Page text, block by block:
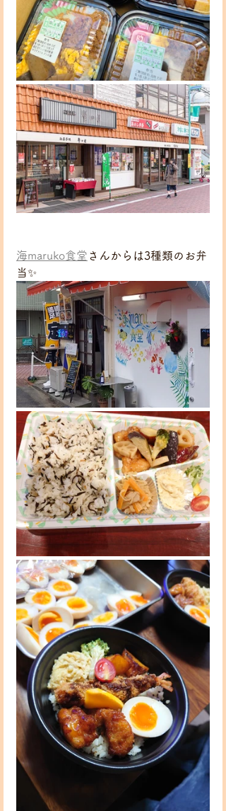
海maruko食堂 さんからは3種類のお弁
当✨